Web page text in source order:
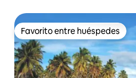
Favorito entre huéspedes
Favorito entre huéspedes